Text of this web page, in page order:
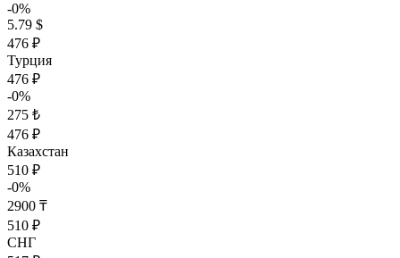
-0%
5.79 $
476 ₽
Турция
476 ₽
-0%
275 ₺
476 ₽
Казахстан
510 ₽
-0%
2900 ₸
510 ₽
СНГ